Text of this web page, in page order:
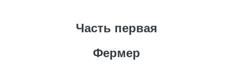
Часть первая
Фермер